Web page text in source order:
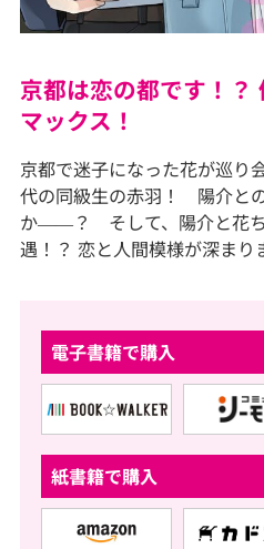
京都は恋の都です！？
マックス！
京都で迷子になった花が巡り
代の同級生の赤羽！ 陽介と
か――？ そして、陽介と花
遇！？ 恋と人間模様が深まり
電子書籍で購入
紙書籍で購入